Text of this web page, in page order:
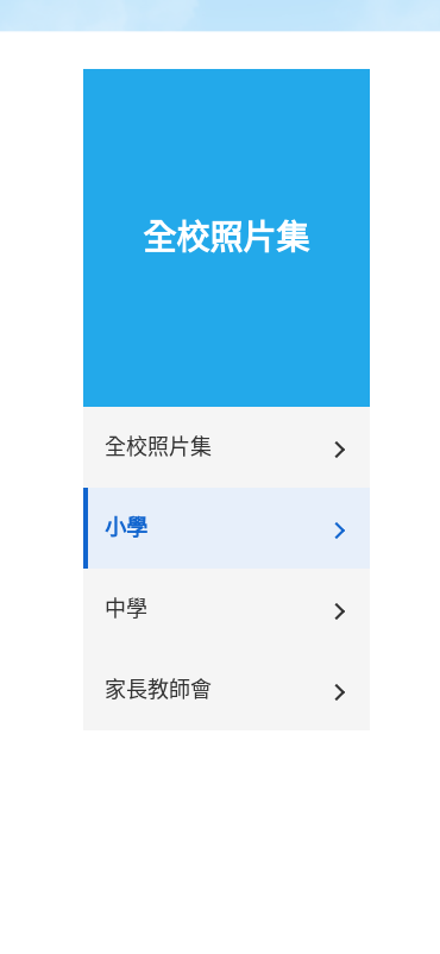
全校照片集
全校照片集
小學
中學
家長教師會